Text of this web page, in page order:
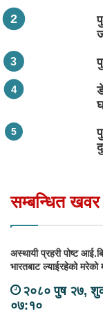
सम्बन्धित खवर
अस्थायी प्रहरी पोष्ट
भारतबाट ल्याईरहेको मरेको
२०८० पुष २७,
०७:१०